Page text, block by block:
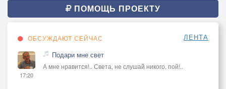
ПОМОЩЬ ПРОЕКТУ
ОБСУЖДАЮТ СЕЙЧАС ЛЕНТА
17:20
Подари мне свет
А мне нравится!.. Света, не слушай никого, пой!..